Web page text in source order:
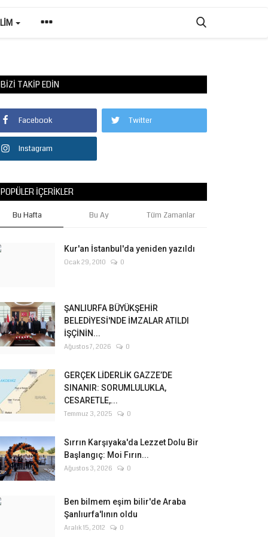
BIZI TAKIP EDIN
Facebook Twitter
Instagram
POPÜLER İÇERIKLER
Bu Hafta Bu Ay Tüm Zamanlar
Kur'an İstanbul'da yeniden yazıldı
Ocak 29, 2010 0
ŞANLIURFA BÜYÜKŞEHİR
BELEDİYESİ'NDE İMZALAR ATILDI
İŞÇİNİN...
Ağustos 7, 2026 0
GERÇEK LİDERLİK GAZZE’DE
SINANIR: SORUMLULUKLA,
CESARETLE,...
Temmuz 3, 2025 0
Sırrın Karşıyaka'da Lezzet Dolu Bir
Başlangıç: Moi Fırın...
Ağustos 3, 2026 0
Ben bilmem eşim bilir'de Araba
Şanlıurfa'lının oldu
Aralık 15, 2012 0